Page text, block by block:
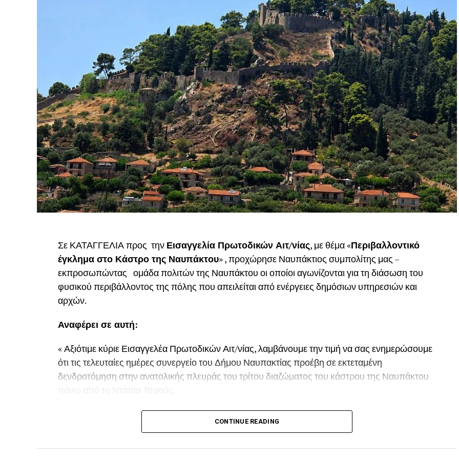
Σε ΚΑΤΑΓΓΕΛΙΑ προς την Εισαγγελία Πρωτοδικών Αιτ/νίας, με θέμα «Περιβαλλοντικό
έγκλημα στο Κάστρο της Ναυπάκτου» , προχώρησε Ναυπάκτιος συμπολίτης μας –
εκπροσωπώντας ομάδα πολιτών της Ναυπάκτου οι οποίοι αγωνίζονται για τη διάσωση του
φυσικού περιβάλλοντος της πόλης που απειλείται από ενέργειες δημόσιων υπηρεσιών και
αρχών.
Αναφέρει σε αυτή:
« Αξιότιμε κύριε Εισαγγελέα Πρωτοδικών Αιτ/νίας, λαμβάνουμε την τιμή να σας ενημερώσουμε
ότι τις τελευταίες ημέρες συνεργείο του Δήμου Ναυπακτίας προέβη σε εκτεταμένη
δενδροτόμηση στην ανατολικής πλευράς του τρίτου διαζώματος του κάστρου της Ναυπάκτου
Παρόμοια ενέργεια πραγματοποιήθηκε και το Καλοκαίρι του 2022 προκαλώντας όπως και
CONTINUE READING